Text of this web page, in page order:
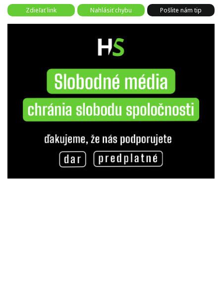
Zdieľať link Nahlásiť chybu Pošlite nám tip